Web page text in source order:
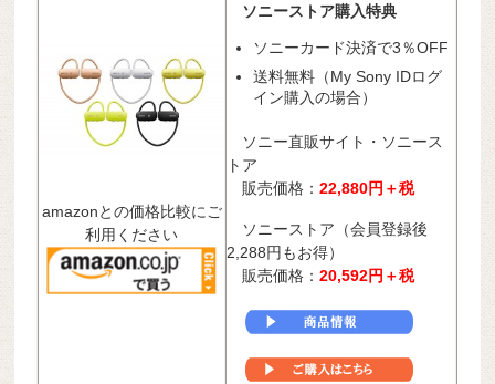
amazonとの価格比較にご
利用ください
ソニーストア購入特典
ソニーカード決済で3％OFF
送料無料（My Sony IDログ
イン購入の場合）
ソニー直販サイト・ソニース
トア
販売価格：22,880円＋税
ソニーストア（会員登録後
2,288円もお得）
販売価格：20,592円＋税